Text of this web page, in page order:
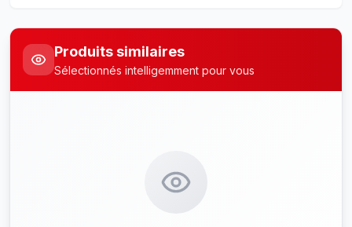
Produits similaires
Sélectionnés intelligemment pour vous